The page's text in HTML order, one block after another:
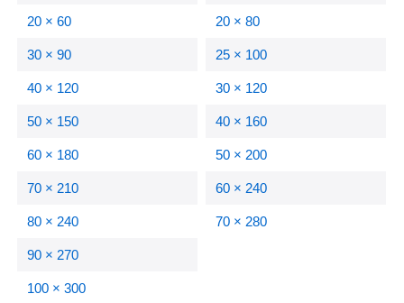
20 × 60
30 × 90
40 × 120
50 × 150
60 × 180
70 × 210
80 × 240
90 × 270
100 × 300
20 × 80
25 × 100
30 × 120
40 × 160
50 × 200
60 × 240
70 × 280